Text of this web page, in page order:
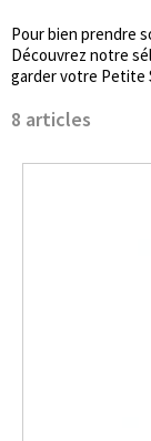
Pour bien prendre
Découvrez notre
garder votre Petite
8 articles